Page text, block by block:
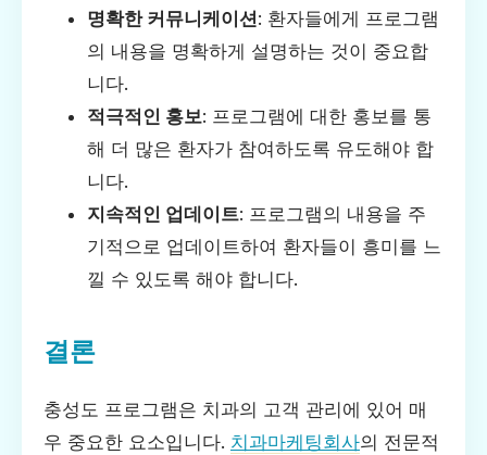
명확한 커뮤니케이션: 환자들에게 프로그램
의 내용을 명확하게 설명하는 것이 중요합
니다.
적극적인 홍보: 프로그램에 대한 홍보를 통
해 더 많은 환자가 참여하도록 유도해야 합
니다.
지속적인 업데이트: 프로그램의 내용을 주
기적으로 업데이트하여 환자들이 흥미를 느
낄 수 있도록 해야 합니다.
결론
충성도 프로그램은 치과의 고객 관리에 있어 매
우 중요한 요소입니다. 치과마케팅회사의 전문적